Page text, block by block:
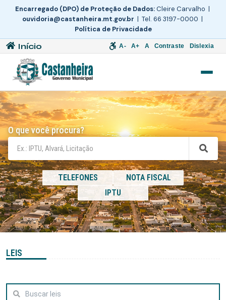
Encarregado (DPO) de Proteção de Dados:Cleire Carvalho |
ouvidoria@castanheira.mt.gov.br | Tel. 66 3197-0000 |
Política de Privacidade
Início A- A+ A Contraste Dislexia
O que você procura?
TELEFONES
NOTA FISCAL
IPTU
LEIS